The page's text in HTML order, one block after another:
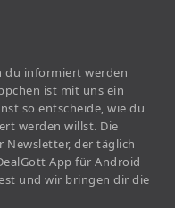
du informiert werden
ist mit uns ein
so entscheide, wie du
werden willst. Die
Newsletter, der täglich
App für Android
und wir bringen dir die